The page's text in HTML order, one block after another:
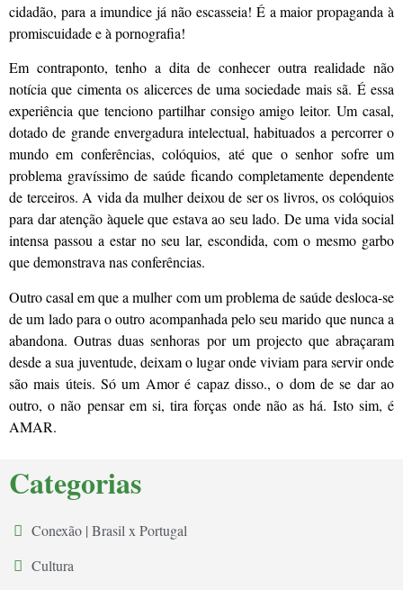
cidadão, para a imundice já não escasseia! É a maior propaganda à
promiscuidade e à pornografia!
Em contraponto, tenho a dita de conhecer outra realidade não
notícia que cimenta os alicerces de uma sociedade mais sã. É essa
experiência que tenciono partilhar consigo amigo leitor. Um casal,
dotado de grande envergadura intelectual, habituados a percorrer o
mundo em conferências, colóquios, até que o senhor sofre um
problema gravíssimo de saúde ficando completamente dependente
de terceiros. A vida da mulher deixou de ser os livros, os colóquios
para dar atenção àquele que estava ao seu lado. De uma vida social
intensa passou a estar no seu lar, escondida, com o mesmo garbo
que demonstrava nas conferências.
Outro casal em que a mulher com um problema de saúde desloca-se
de um lado para o outro acompanhada pelo seu marido que nunca a
abandona. Outras duas senhoras por um projecto que abraçaram
desde a sua juventude, deixam o lugar onde viviam para servir onde
são mais úteis. Só um Amor é capaz disso., o dom de se dar ao
outro, o não pensar em si, tira forças onde não as há. Isto sim, é
AMAR.
Categorias
Conexão | Brasil x Portugal
Cultura